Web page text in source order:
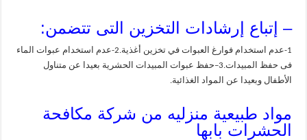
– إتباع إرشادات التخزين التى تتضمن:
1-عدم استخدام فوارغ العبوات في تخزين أغذية.2-عدم استخدام عبوات الماء
فى حفظ المبيدات.3–حفظ عبوات المبيدات الحشرية بعيدا عن متناول
الأطفال وبعيدا عن المواد الغذائية.
مواد طبيعية منزليه من شركة مكافحة
الحشرات بابها